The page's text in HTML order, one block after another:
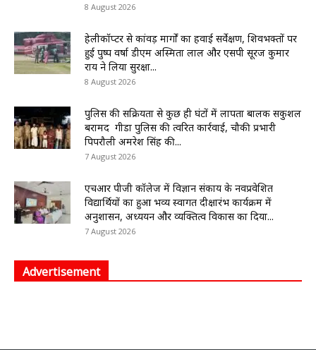
8 August 2026
हेलीकॉप्टर से कांवड़ मार्गों का हवाई सर्वेक्षण, शिवभक्तों पर
हुई पुष्प वर्षा डीएम अस्मिता लाल और एसपी सूरज कुमार
राय ने लिया सुरक्षा...
8 August 2026
पुलिस की सक्रियता से कुछ ही घंटों में लापता बालक सकुशल
बरामद गीडा पुलिस की त्वरित कार्रवाई, चौकी प्रभारी
पिपरौली अमरेश सिंह की...
7 August 2026
एचआर पीजी कॉलेज में विज्ञान संकाय के नवप्रवेशित
विद्यार्थियों का हुआ भव्य स्वागत दीक्षारंभ कार्यक्रम में
अनुशासन, अध्ययन और व्यक्तित्व विकास का दिया...
7 August 2026
Advertisement